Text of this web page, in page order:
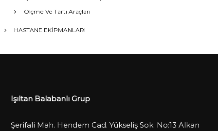
Ölçme Ve Tartı Araçları
HASTANE EKİPMANLARI
Işıltan Balabanlı Grup
Şerifali Mah. Hendem Cad. Yükseliş Sok. No:13 Alkan